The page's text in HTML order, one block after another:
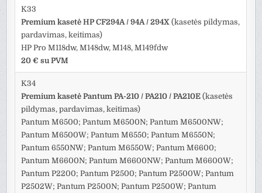
K33
Premium kasetė HP CF294A / 94A / 294X (kasetės pildymas,
pardavimas, keitimas)
HP Pro M118dw, M148dw, M148, M149fdw
20 € su PVM
K34
Premium kasetė Pantum PA-210 / PA210 / PA210E (kasetės
pildymas, pardavimas, keitimas)
Pantum M6500; Pantum M6500N; Pantum M6500NW;
Pantum M6500W; Pantum M6550; Pantum M6550N;
Pantum 6550NW; Pantum M6550W; Pantum M6600;
Pantum M6600N; Pantum M6600NW; Pantum M6600W;
Pantum P2200; Pantum P2500; Pantum P2500W; Pantum
P2502W; Pantum P2500N; Pantum P2500W; Pantum